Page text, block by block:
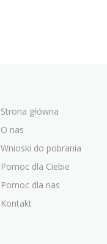
Strona główna
O nas
Wnioski do pobrania
Pomoc dla Ciebie
Pomoc dla nas
Kontakt